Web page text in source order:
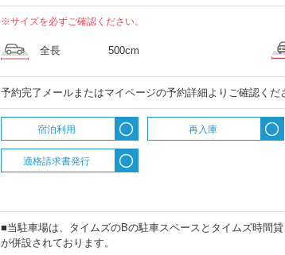
※サイズを必ずご確認ください。
全長 500cm
予約完了メールまたはマイページの予約詳細よりご確認くだ
宿泊利用 再入庫
適格請求書発行
■当駐車場は、タイムズのBの駐車スペースとタイムズ時間
が併設されております。